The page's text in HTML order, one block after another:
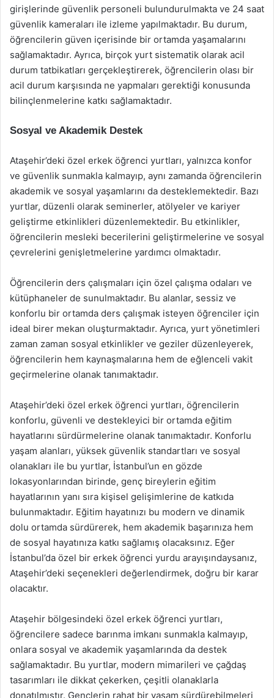
girişlerinde güvenlik personeli bulundurulmakta ve 24 saat
güvenlik kameraları ile izleme yapılmaktadır. Bu durum,
öğrencilerin güven içerisinde bir ortamda yaşamalarını
sağlamaktadır. Ayrıca, birçok yurt sistematik olarak acil
durum tatbikatları gerçekleştirerek, öğrencilerin olası bir
acil durum karşısında ne yapmaları gerektiği konusunda
bilinçlenmelerine katkı sağlamaktadır.
Sosyal ve Akademik Destek
Ataşehir’deki özel erkek öğrenci yurtları, yalnızca konfor
ve güvenlik sunmakla kalmayıp, aynı zamanda öğrencilerin
akademik ve sosyal yaşamlarını da desteklemektedir. Bazı
yurtlar, düzenli olarak seminerler, atölyeler ve kariyer
geliştirme etkinlikleri düzenlemektedir. Bu etkinlikler,
öğrencilerin mesleki becerilerini geliştirmelerine ve sosyal
çevrelerini genişletmelerine yardımcı olmaktadır.
Öğrencilerin ders çalışmaları için özel çalışma odaları ve
kütüphaneler de sunulmaktadır. Bu alanlar, sessiz ve
konforlu bir ortamda ders çalışmak isteyen öğrenciler için
ideal birer mekan oluşturmaktadır. Ayrıca, yurt yönetimleri
zaman zaman sosyal etkinlikler ve geziler düzenleyerek,
öğrencilerin hem kaynaşmalarına hem de eğlenceli vakit
geçirmelerine olanak tanımaktadır.
Ataşehir’deki özel erkek öğrenci yurtları, öğrencilerin
konforlu, güvenli ve destekleyici bir ortamda eğitim
hayatlarını sürdürmelerine olanak tanımaktadır. Konforlu
yaşam alanları, yüksek güvenlik standartları ve sosyal
olanakları ile bu yurtlar, İstanbul’un en gözde
lokasyonlarından birinde, genç bireylerin eğitim
hayatlarının yanı sıra kişisel gelişimlerine de katkıda
bulunmaktadır. Eğitim hayatınızı bu modern ve dinamik
dolu ortamda sürdürerek, hem akademik başarınıza hem
de sosyal hayatınıza katkı sağlamış olacaksınız. Eğer
İstanbul’da özel bir erkek öğrenci yurdu arayışındaysanız,
Ataşehir’deki seçenekleri değerlendirmek, doğru bir karar
olacaktır.
Ataşehir bölgesindeki özel erkek öğrenci yurtları,
öğrencilere sadece barınma imkanı sunmakla kalmayıp,
onlara sosyal ve akademik yaşamlarında da destek
sağlamaktadır. Bu yurtlar, modern mimarileri ve çağdaş
tasarımları ile dikkat çekerken, çeşitli olanaklarla
donatılmıştır. Gençlerin rahat bir yaşam sürdürebilmeleri